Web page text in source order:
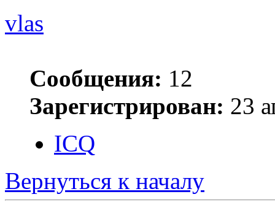
vlas
Сообщения: 12
Зарегистрирован: 23
ICQ
Вернуться к началу